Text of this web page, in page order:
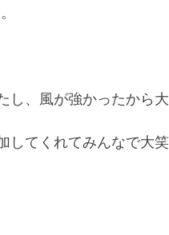
し、風が強かったから大
してくれてみんなで大笑